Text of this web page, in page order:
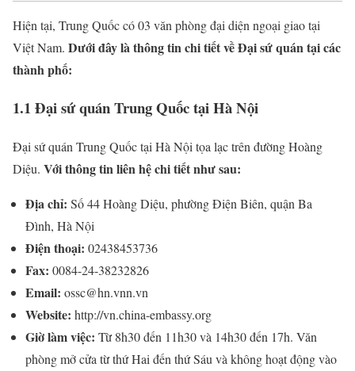
Hiện tại, Trung Quốc có 03 văn phòng đại diện ngoại giao tại
Việt Nam. Dưới đây là thông tin chi tiết về Đại sứ quán tại các
thành phố:
1.1 Đại sứ quán Trung Quốc tại Hà Nội
Đại sứ quán Trung Quốc tại Hà Nội tọa lạc trên đường Hoàng
Diệu. Với thông tin liên hệ chi tiết như sau:
Địa chỉ: Số 44 Hoàng Diệu, phường Điện Biên, quận Ba
Đình, Hà Nội
Điện thoại: 02438453736
Fax: 0084-24-38232826
Email: ossc@hn.vnn.vn
Website: http://vn.china-embassy.org
Giờ làm việc: Từ 8h30 đến 11h30 và 14h30 đến 17h. Văn
phòng mở cửa từ thứ Hai đến thứ Sáu và không hoạt động vào